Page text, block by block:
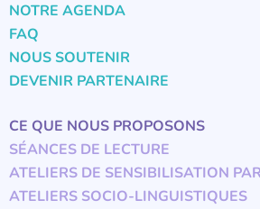
NOTRE AGENDA
FAQ
NOUS SOUTENIR
DEVENIR PARTENAIRE
CE QUE NOUS PROPOSONS
SÉANCES DE LECTURE
ATELIERS DE SENSIBILISATION
ATELIERS SOCIO-LINGUISTIQUES